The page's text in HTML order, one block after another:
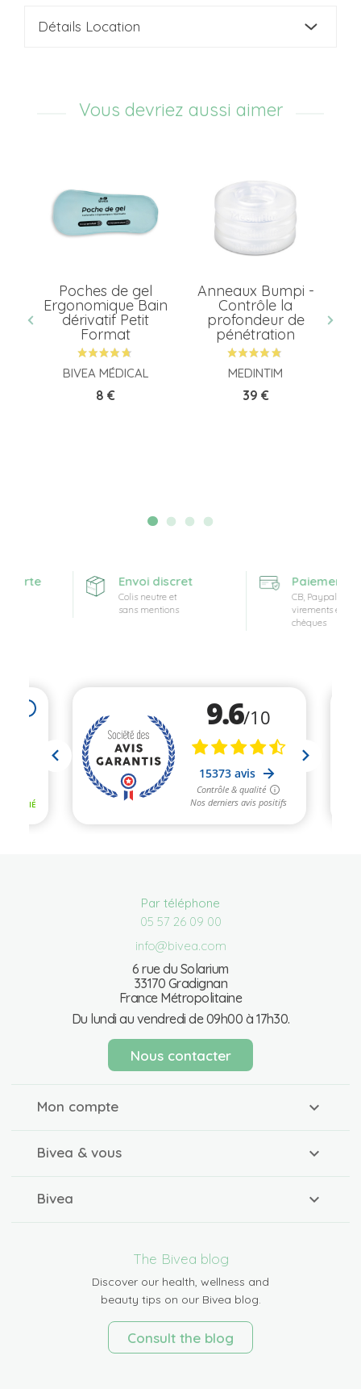
Détails Location
Vous devriez aussi aimer
Poches de gel
Ergonomique Bain
dérivatif Petit
Format
BIVEA MÉDICAL
Prix
8 €
Anneaux Bumpi -
Contrôle la
profondeur de
pénétration
MEDINTIM
Prix
39 €
Envoi discret
Colis neutre et
sans mentions
Paiement
CB, Paypal,
virements et
chèques
Par téléphone
05 57 26 09 00
info@bivea.com
6 rue du Solarium
33170 Gradignan
France Métropolitaine
Du lundi au vendredi de 09h00 à 17h30.
Nous contacter
Mon compte
Bivea & vous
Bivea
The Bivea blog
Discover our health, wellness and
beauty tips on our Bivea blog.
Consult the blog